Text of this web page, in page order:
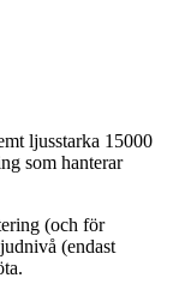
ljusstarka 15000
som hanterar
(och för
(endast